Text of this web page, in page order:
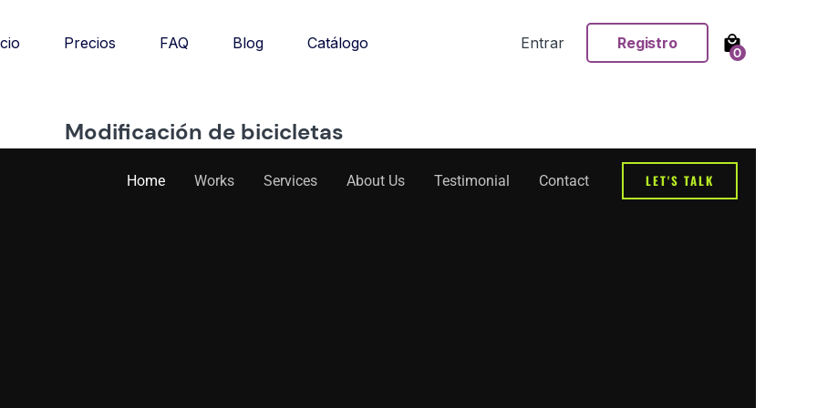
Precios FAQ Blog Catálogo Entrar Registro
0
Modificación de bicicletas